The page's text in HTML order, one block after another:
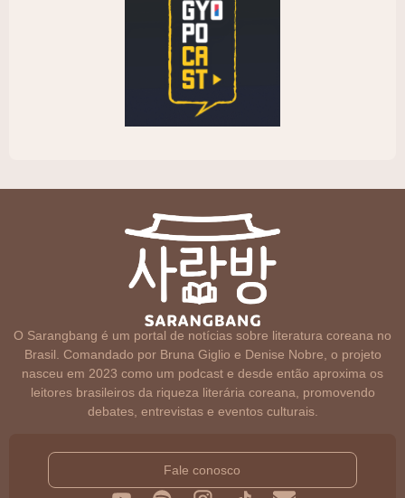
O Sarangbang é um portal de notícias sobre literatura coreana no
Brasil. Comandado por Bruna Giglio e Denise Nobre, o projeto
nasceu em 2023 como um podcast e desde então aproxima os
leitores brasileiros da riqueza literária coreana, promovendo
debates, entrevistas e eventos culturais.
Fale conosco